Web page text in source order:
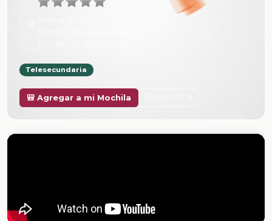
Telesecundaria
🎒 Agregar a mi Mochila